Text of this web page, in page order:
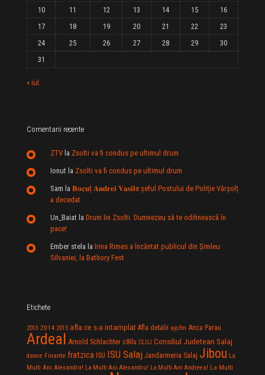
10
11 12 13 14 15
16
17
18 19 20 21 22
23
24
25 26 27 28 29
30
31
« iul.
Comentarii recente
ZTV la Zsolti va fi condus pe ultimul drum
Ionut la Zsolti va fi condus pe ultimul drum
Sam la 𝐁𝐨𝐜𝐮ț 𝐀𝐧𝐝𝐫𝐞𝐢 𝐕𝐚𝐬𝐢𝐥e şeful Postului de Poliție Vârșolț
a decedat
Un_Baiat la Drum lin Zsolti. Dumnezeu sã te odihneascã în
pace!
Ember stela la Irina Rimes a încântat publicul din Şimleu
Silvaniei, la Bathory Fest
Etichete
2013 2014 2015 afla ce s-a intamplat Afla detalii ajofm Anca Parau
Ardeal Arnold Schlachter c8ilu CLUJ Consiliul Judetean Salaj
dance Finante fratzica ISU ISU Salaj Jandarmeria Salaj Jibou La
Multi Ani Alexandra! La Multi Ani Alexandru! La Multi Ani Andreea! La Multi